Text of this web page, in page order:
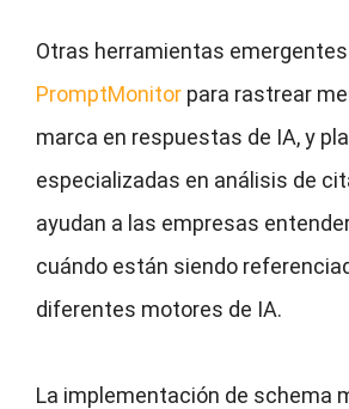
Otras herramientas
PromptMonitor para rastrear
marca en respuestas de IA, y
especializadas en análisis de
ayudan a las empresas
cuándo están siendo
diferentes motores de IA.
La implementación de schema